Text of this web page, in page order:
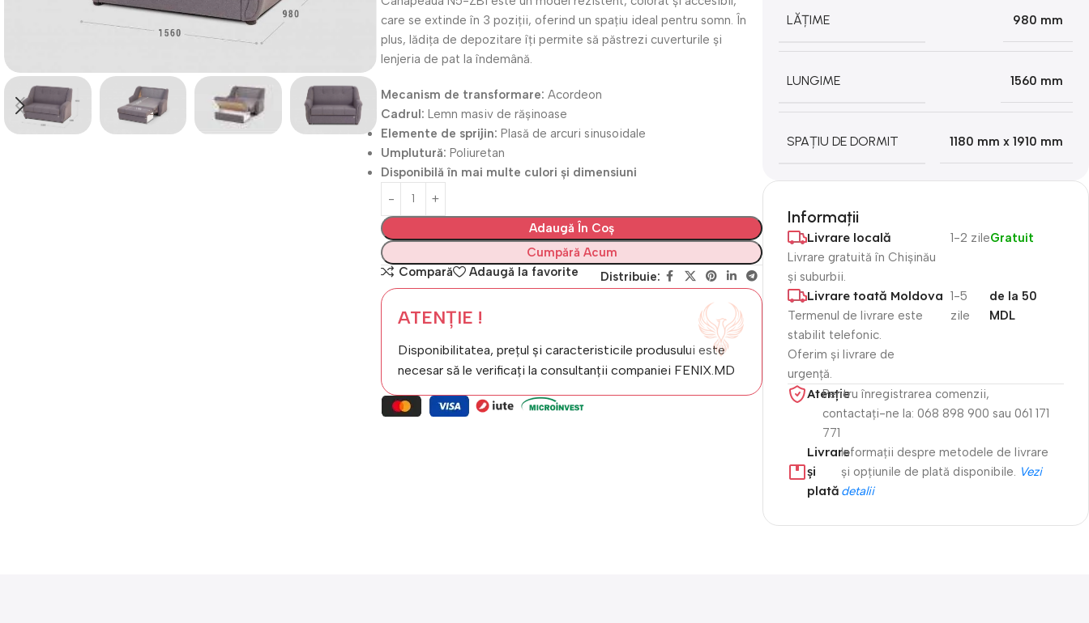
care se extinde în 3 poziții, oferind un spațiu ideal pentru somn. În
plus, lădița de depozitare îți permite să păstrezi cuverturile și
lenjeria de pat la îndemână.
Mecanism de transformare: Acordeon
Cadrul: Lemn masiv de rășinoase
Elemente de sprijin: Plasă de arcuri sinusoidale
Umplutură: Poliuretan
Disponibilă în mai multe culori și dimensiuni
Adaugă În Coș
Cumpără Acum
Compară
Adaugă la favorite Distribuie:
ATENȚIE !
Disponibilitatea, prețul și caracteristicile produsului este
necesar să le verificați la consultanții companiei FENIX.MD
LĂȚIME 980 mm
LUNGIME 1560 mm
SPAȚIU DE DORMIT 1180 mm x 1910 mm
Informații
Livrare locală
Livrare gratuită în Chișinău
și suburbii.
1-2 zileGratuit
Livrare toată Moldova
Termenul de livrare este
stabilit telefonic.
Oferim și livrare de
urgență.
1-5
zile
de la 50
MDL
Atenție​
Pentru înregistrarea comenzii,
contactați-ne la: 068 898 900 sau 061 171
771
Livrare
și
plată
Informații despre metodele de livrare
și opțiunile de plată disponibile.
Vezi
detalii